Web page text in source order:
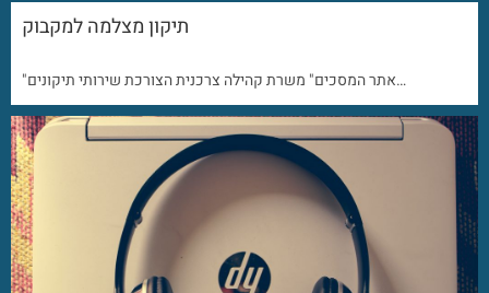
תיקון מצלמה למקבוק
"אתר המסכים" משרת קהילה צרכנית הצורכת שירותי תיקונים…